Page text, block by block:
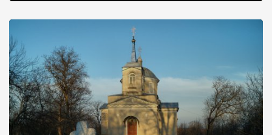
старовинний цвинтар із кам’яними хрестами. Всі епітафії, які
збереглися, написані кирилицею, церковнослов’янською
мовою. За всіма традиційними ознаками – цвинтар
український. Хрести датуються 19 століттям. У 1924-1940
роках Болган […]